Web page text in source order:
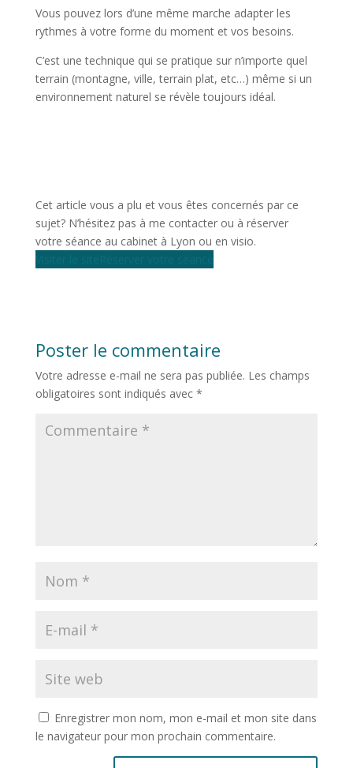
Vous pouvez lors d’une même marche adapter les
rythmes à votre forme du moment et vos besoins.
C’est une technique qui se pratique sur n’importe quel
terrain (montagne, ville, terrain plat, etc…) même si un
environnement naturel se révèle toujours idéal.
Cet article vous a plu et vous êtes concernés par ce
sujet? N’hésitez pas à me contacter ou à réserver
votre séance au cabinet à Lyon ou en visio.
Poster le commentaire
Votre adresse e-mail ne sera pas publiée. Les champs
obligatoires sont indiqués avec *
Enregistrer mon nom, mon e-mail et mon site dans
le navigateur pour mon prochain commentaire.